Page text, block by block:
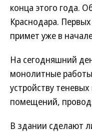
конца этого года.
Краснодара.
примет уже в
На сегодняшний
монолитные
устройству
помещений,
В здании сделают